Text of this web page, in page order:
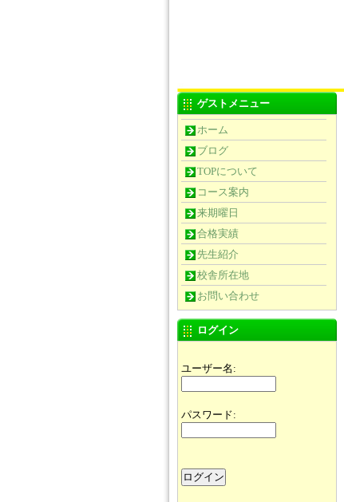
ゲストメニュー
ホーム
ブログ
TOPについて
コース案内
来期曜日
合格実績
先生紹介
校舎所在地
お問い合わせ
ログイン
ユーザー名:
パスワード: